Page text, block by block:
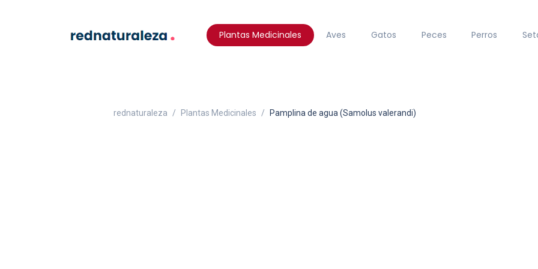
Plantas Medicinales Aves Gatos Peces Perros
rednaturaleza Plantas Medicinales Pamplina de agua (Samolus valerandi)